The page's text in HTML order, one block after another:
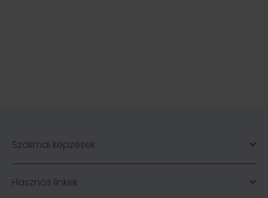
Szakmai képzések
Hasznos linkek